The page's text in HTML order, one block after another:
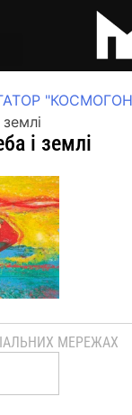
і землі
МЕРЕЖАХ